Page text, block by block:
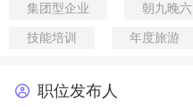
集团型企业 朝九晚六
技能培训 年度旅游
职位发布人